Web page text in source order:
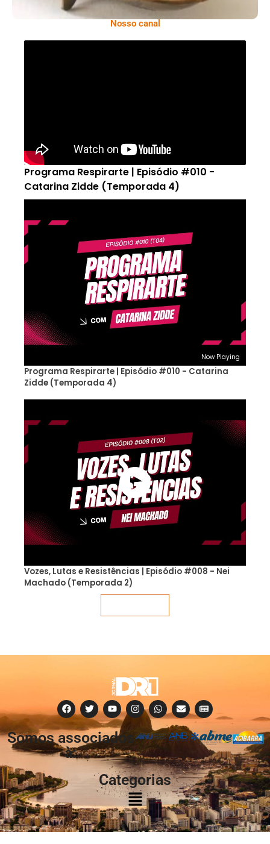
Nosso canal
Programa Respirarte | Episódio #010 -
Catarina Zidde (Temporada 4)
Now Playing
Programa Respirarte | Episódio #010 - Catarina
Zidde (Temporada 4)
Vozes, Lutas e Resistências | Episódio #008 - Nei
Machado (Temporada 2)
Somos associados
à:
Categorias